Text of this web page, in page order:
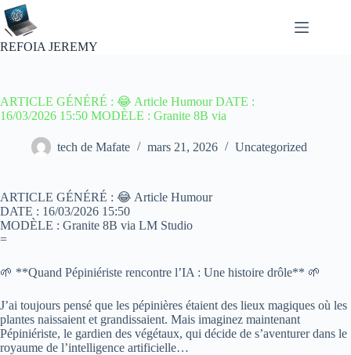
Passer
au
contenu
REFOIA JEREMY
ARTICLE GÉNÉRÉ : 😂 Article Humour DATE :
16/03/2026 15:50 MODÈLE : Granite 8B via
tech de Mafate mars 21, 2026 Uncategorized
ARTICLE GÉNÉRÉ : 😂 Article Humour
DATE : 16/03/2026 15:50
MODÈLE : Granite 8B via LM Studio
=
🌱 **Quand Pépiniériste rencontre l’IA : Une histoire drôle** 🌱
J’ai toujours pensé que les pépinières étaient des lieux magiques où les
plantes naissaient et grandissaient. Mais imaginez maintenant
Pépiniériste, le gardien des végétaux, qui décide de s’aventurer dans le
royaume de l’intelligence artificielle…